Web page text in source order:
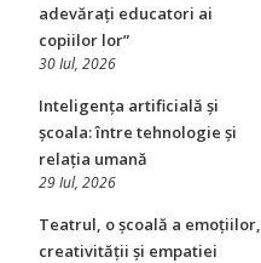
adevărați educatori ai
copiilor lor”
30 Iul, 2026
Inteligența artificială și
școala: între tehnologie și
relația umană
29 Iul, 2026
Teatrul, o școală a emoțiilor,
creativității și empatiei